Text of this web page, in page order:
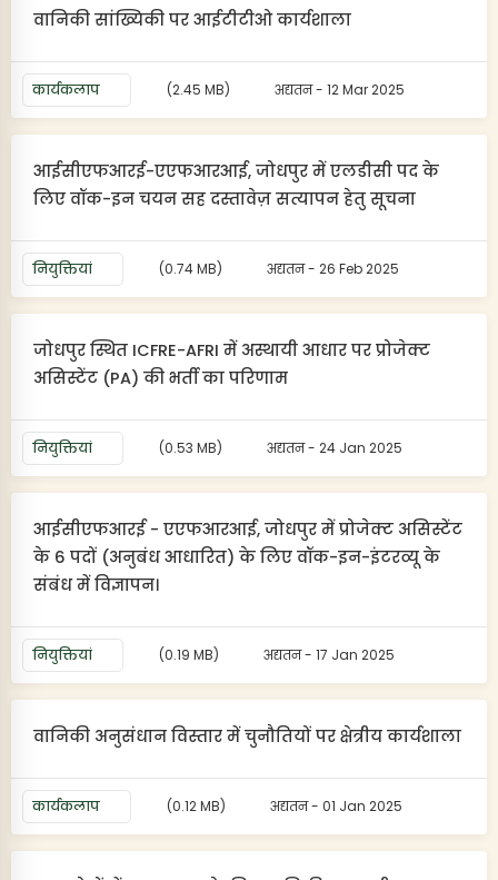
वानिकी सांख्यिकी पर आईटीटीओ कार्यशाला
कार्यकलाप (2.45 MB) अद्यतन - 12 Mar 2025
आईसीएफआरई-एएफआरआई, जोधपुर में एलडीसी पद के
लिए वॉक-इन चयन सह दस्तावेज़ सत्यापन हेतु सूचना
नियुक्तियां (0.74 MB) अद्यतन - 26 Feb 2025
जोधपुर स्थित ICFRE-AFRI में अस्थायी आधार पर प्रोजेक्ट
असिस्टेंट (PA) की भर्ती का परिणाम
नियुक्तियां (0.53 MB) अद्यतन - 24 Jan 2025
आईसीएफआरई - एएफआरआई, जोधपुर में प्रोजेक्ट असिस्टेंट
के 6 पदों (अनुबंध आधारित) के लिए वॉक-इन-इंटरव्यू के
संबंध में विज्ञापन।
नियुक्तियां (0.19 MB) अद्यतन - 17 Jan 2025
वानिकी अनुसंधान विस्तार में चुनौतियों पर क्षेत्रीय कार्यशाला
कार्यकलाप (0.12 MB) अद्यतन - 01 Jan 2025